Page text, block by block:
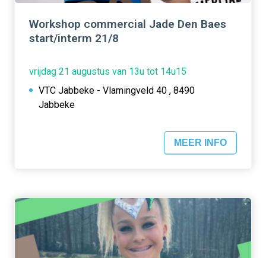
Workshop commercial Jade Den Baes
start/interm 21/8
vrijdag 21 augustus van 13u tot 14u15
VTC Jabbeke - Vlamingveld 40 , 8490
Jabbeke
MEER INFO